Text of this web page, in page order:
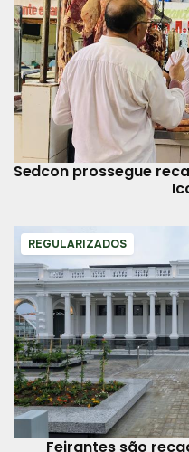
Sedcon prossegue
REGULARIZADOS
Feirantes são